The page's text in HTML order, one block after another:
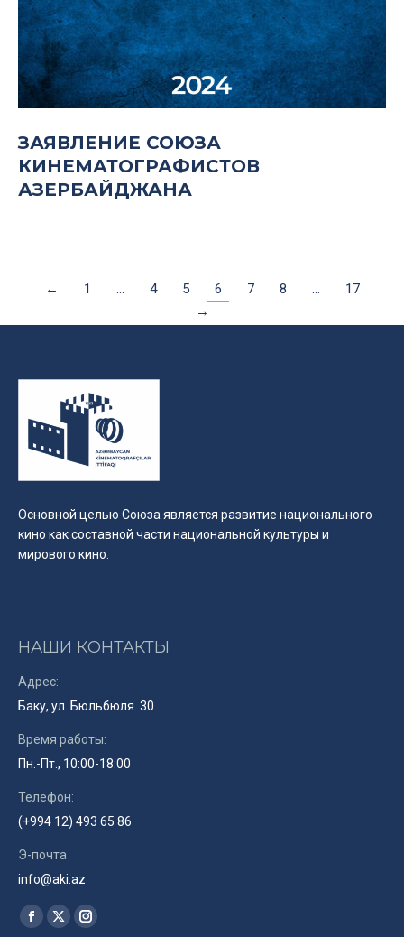
ЗАЯВЛЕНИЕ СОЮЗА
КИНЕМАТОГРАФИСТОВ
АЗЕРБАЙДЖАНА
← 1 … 4 5 6 7 8 …
17
→
Основной целью Союза является развитие национального
кино как составной части национальной культуры и
мирового кино.
НАШИ КОНТАКТЫ
Адрес:
Баку, ул. Бюльбюля. 30.
Время работы:
Пн.-Пт., 10:00-18:00
Телефон:
(+994 12) 493 65 86
Э-почта
info@aki.az
Найдите нас:
Facebook
X Instagram